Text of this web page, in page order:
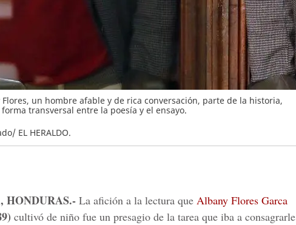
Flores, un hombre afable y de rica conversación, parte de la historia,
transversal entre la poesía y el ensayo.
EL HERALDO.
HONDURAS.- La afición a la lectura que Albany Flores Garca
cultivó de niño fue un presagio de la tarea que iba a consagrarle